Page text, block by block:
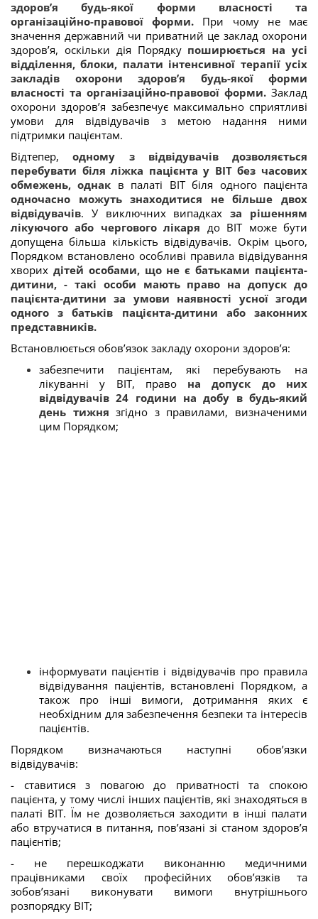
здоров’я будь-якої форми власності та
організаційно-правової форми. При чому не має
значення державний чи приватний це заклад охорони
здоров’я, оскільки дія Порядку поширюється на усі
відділення, блоки, палати інтенсивної терапії усіх
закладів охорони здоров’я будь-якої форми
власності та організаційно-правової форми. Заклад
охорони здоров’я забезпечує максимально сприятливі
умови для відвідувачів з метою надання ними
підтримки пацієнтам.
Відтепер,одному з відвідувачів дозволяється
перебувати біля ліжка пацієнта у ВІТ без часових
обмежень, однак в палаті ВІТ біля одного пацієнта
одночасно можуть знаходитися не більше двох
відвідувачів. У виключних випадкахза рішенням
лікуючого або чергового лікаря до ВІТ може бути
допущена більша кількість відвідувачів. Окрім цього,
Порядком встановлено особливі правила відвідування
хворих дітей особами, що не є батьками пацієнта-
дитини, - такі особи мають право на допуск до
пацієнта-дитини за умови наявності усної згоди
одного з батьків пацієнта-дитини або законних
представників.
Встановлюється обов’язок закладу охорони здоров’я:
забезпечити пацієнтам, які перебувають на
лікуванні у ВІТ, правона допуск до них
відвідувачів 24 години на добу в будь-який
день тижня згідно з правилами, визначеними
цим Порядком;
інформувати пацієнтів і відвідувачів про правила
відвідування пацієнтів, встановлені Порядком, а
також про інші вимоги, дотримання яких є
необхідним для забезпечення безпеки та інтересів
пацієнтів.
Порядком визначаються наступні обов’язки
відвідувачів:
- ставитися з повагою до приватності та спокою
пацієнта, у тому числі інших пацієнтів, які знаходяться в
палаті ВІТ. Їм не дозволяється заходити в інші палати
або втручатися в питання, пов’язані зі станом здоров’я
пацієнтів;
- не перешкоджати виконанню медичними
працівниками своїх професійних обов’язків та
зобов’язані виконувати вимоги внутрішнього
розпорядку ВІТ;